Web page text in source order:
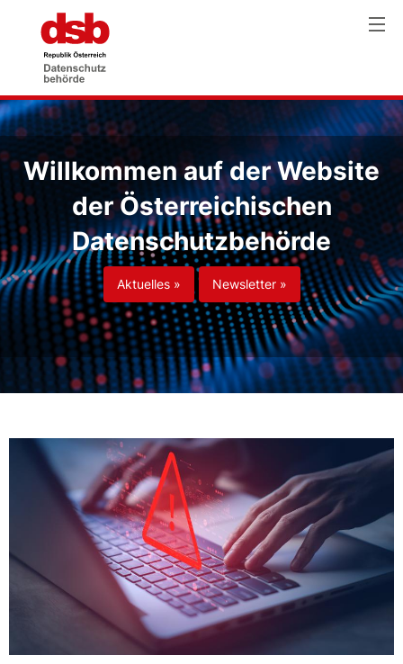
Willkommen auf der Website
der Österreichischen
Datenschutzbehörde
Aktuelles » Newsletter »